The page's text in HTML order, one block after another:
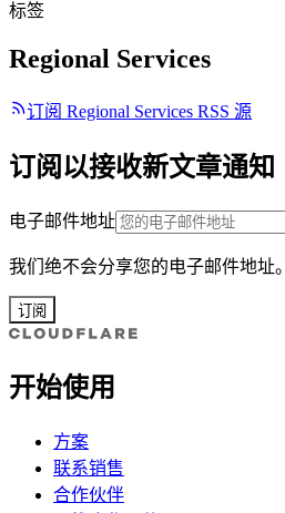
标签
Regional Services
订阅 Regional Services RSS 源
订阅以接收新文章通知
电子邮件地址
我们绝不会分享您的电子邮件地址。
订阅
开始使用
方案
联系销售
合作伙伴